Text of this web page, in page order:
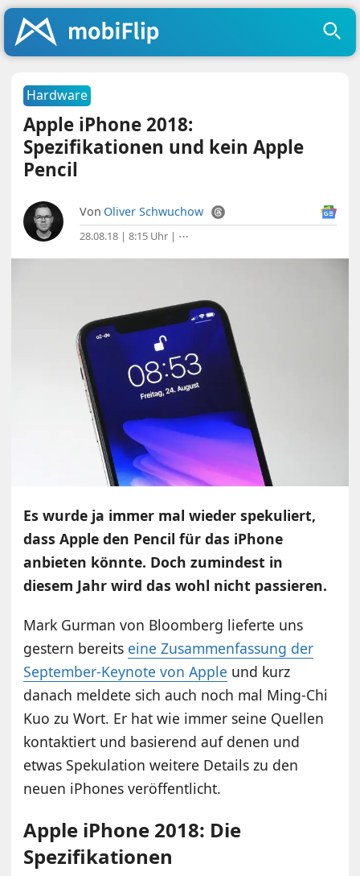
Hardware
Apple iPhone 2018:
Spezifikationen und kein Apple
Pencil
Von Oliver Schwuchow
28.08.18 | 8:15 Uhr | ⋯
Es wurde ja immer mal wieder spekuliert,
dass Apple den Pencil für das iPhone
anbieten könnte. Doch zumindest in
diesem Jahr wird das wohl nicht passieren.
Mark Gurman von Bloomberg lieferte uns
gestern bereits eine Zusammenfassung der
September-Keynote von Apple und kurz
danach meldete sich auch noch mal Ming-Chi
Kuo zu Wort. Er hat wie immer seine Quellen
kontaktiert und basierend auf denen und
etwas Spekulation weitere Details zu den
neuen iPhones veröffentlicht.
Apple iPhone 2018: Die
Spezifikationen